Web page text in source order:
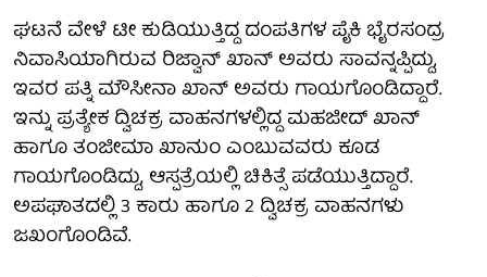
ಘಟನೆ ವೇಳೆ ಟೀ ಕುಡಿಯುತ್ತಿದ್ದ ದಂಪತಿಗಳ ಪೈಕಿ ಭೈರಸಂದ್ರ
ನಿವಾಸಿಯಾಗಿರುವ ರಿಜ್ವಾನ್ ಖಾನ್ ಅವರು ಸಾವನ್ನಪ್ಪಿದ್ದು,
ಇವರ ಪತ್ನಿ ಮೌಸೀನಾ ಖಾನ್ ಅವರು ಗಾಯಗೊಂಡಿದ್ದಾರೆ.
ಇನ್ನು ಪ್ರತ್ಯೇಕ ದ್ವಿಚಕ್ರ ವಾಹನಗಳಲ್ಲಿದ್ದ ಮಹಜೀದ್ ಖಾನ್
ಹಾಗೂ ತಂಜೀಮಾ ಖಾನುಂ ಎಂಬುವವರು ಕೂಡ
ಗಾಯಗೊಂಡಿದ್ದು, ಆಸ್ಪತ್ರೆಯಲ್ಲಿ ಚಿಕಿತ್ಸೆ ಪಡೆಯುತ್ತಿದ್ದಾರೆ.
ಅಪಘಾತದಲ್ಲಿ 3 ಕಾರು ಹಾಗೂ 2 ದ್ವಿಚಕ್ರ ವಾಹನಗಳು
ಜಖಂಗೊಂಡಿವೆ.